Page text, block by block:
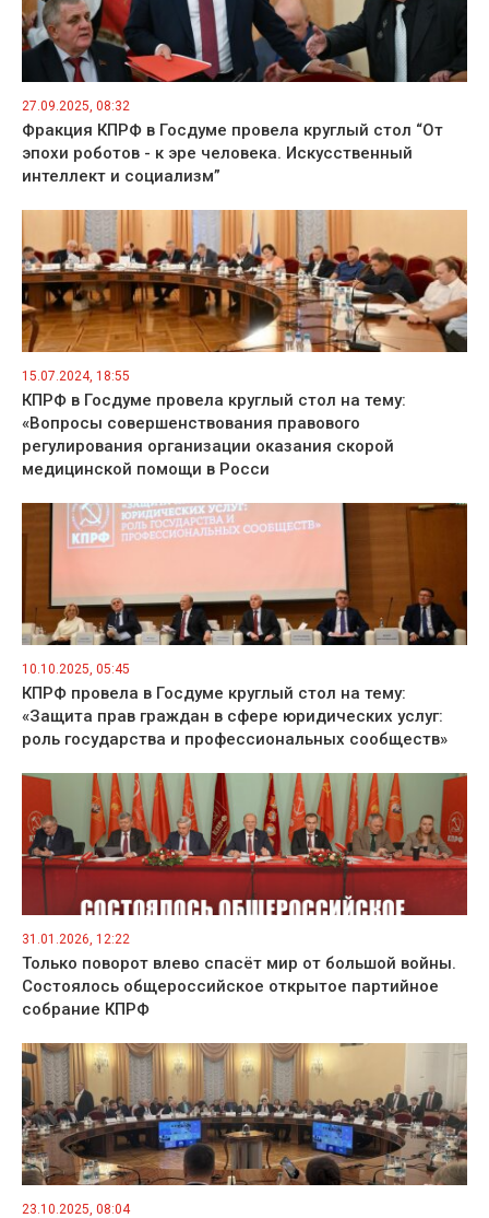
27.09.2025, 08:32
Фракция КПРФ в Госдуме провела круглый стол “От
эпохи роботов - к эре человека. Искусственный
интеллект и социализм”
15.07.2024, 18:55
КПРФ в Госдуме провела круглый стол на тему:
«Вопросы совершенствования правового
регулирования организации оказания скорой
медицинской помощи в Росси
10.10.2025, 05:45
КПРФ провела в Госдуме круглый стол на тему:
«Защита прав граждан в сфере юридических услуг:
роль государства и профессиональных сообществ»
31.01.2026, 12:22
Только поворот влево спасёт мир от большой войны.
Состоялось общероссийское открытое партийное
собрание КПРФ
23.10.2025, 08:04